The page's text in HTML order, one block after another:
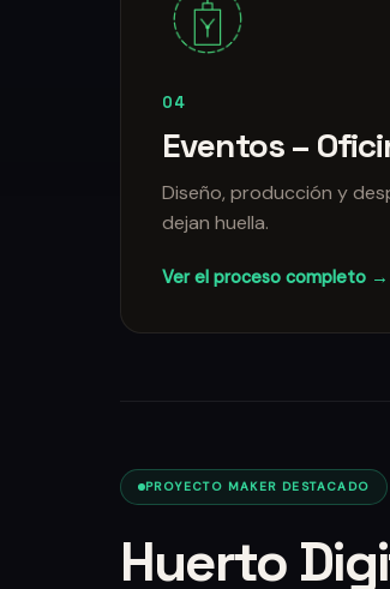
04
Eventos –
Diseño, producción y
dejan huella.
Ver el proceso completo →
PROYECTO MAKER DESTACADO
Huerto